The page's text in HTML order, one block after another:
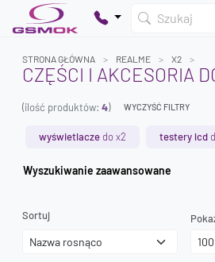
Szukaj
Twój koszyk jest
STRONA GŁÓWNA REALME X2
CZĘŚCI I AKCESORIA
(ilość produktów: 4) WYCZYŚĆ FILTRY
wyświetlacze do x2 testery lcd
Wyszukiwanie zaawansowane
Sortuj